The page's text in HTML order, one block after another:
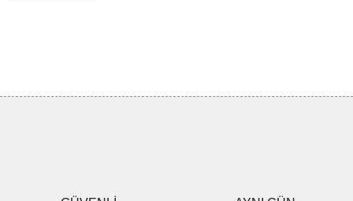
Ürün fiyatı diğer sitelerden daha pahalı.